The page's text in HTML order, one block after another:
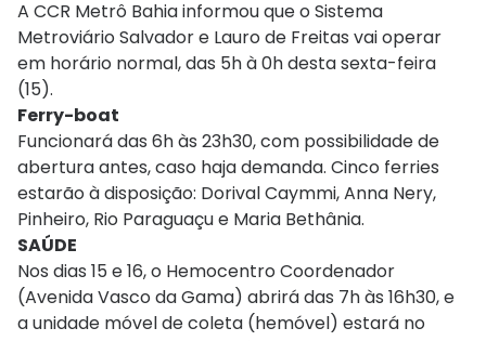
A CCR Metrô Bahia informou que o Sistema
Metroviário Salvador e Lauro de Freitas vai operar
em horário normal, das 5h à 0h desta sexta-feira
(15).
Ferry-boat
Funcionará das 6h às 23h30, com possibilidade de
abertura antes, caso haja demanda. Cinco ferries
estarão à disposição: Dorival Caymmi, Anna Nery,
Pinheiro, Rio Paraguaçu e Maria Bethânia.
SAÚDE
Nos dias 15 e 16, o Hemocentro Coordenador
(Avenida Vasco da Gama) abrirá das 7h às 16h30, e
a unidade móvel de coleta (hemóvel) estará no